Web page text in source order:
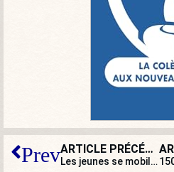
Prev ARTICLE PRÉCÉDENT
Les jeunes se mobilisent pour l’union de la droite